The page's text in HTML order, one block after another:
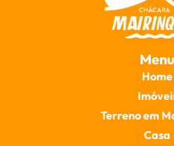
Menu
Home
Terreno em
Casa